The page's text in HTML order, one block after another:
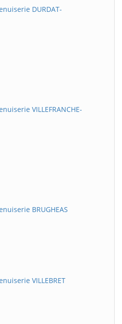
DURDAT-
VILLEFRANCHE-
BRUGHEAS
VILLEBRET